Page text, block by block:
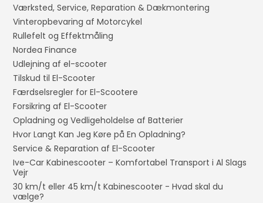
Værksted, Service, Reparation & Dækmontering
Vinteropbevaring af Motorcykel
Rullefelt og Effektmåling
Nordea Finance
Udlejning af el-scooter
Tilskud til El-Scooter
Færdselsregler for El-Scootere
Forsikring af El-Scooter
Opladning og Vedligeholdelse af Batterier
Hvor Langt Kan Jeg Køre på En Opladning?
Service & Reparation af El-Scooter
Ive-Car Kabinescooter – Komfortabel Transport i Al Slags
Vejr
30 km/t eller 45 km/t Kabinescooter - Hvad skal du
vælge?